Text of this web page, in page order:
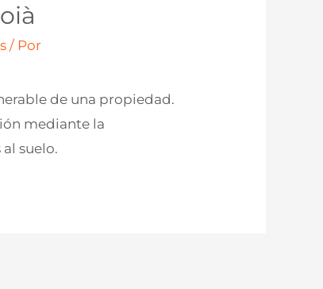
/ Por
de una propiedad.
mediante la
suelo.